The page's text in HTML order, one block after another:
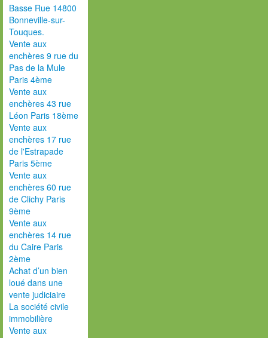
Basse Rue 14800
Bonneville-sur-
Touques.
Vente aux
enchères 9 rue du
Pas de la Mule
Paris 4ème
Vente aux
enchères 43 rue
Léon Paris 18ème
Vente aux
enchères 17 rue
de l'Estrapade
Paris 5ème
Vente aux
enchères 60 rue
de Clichy Paris
9ème
Vente aux
enchères 14 rue
du Caire Paris
2ème
Achat d’un bien
loué dans une
vente judiciaire
La société civile
immobilière
Vente aux